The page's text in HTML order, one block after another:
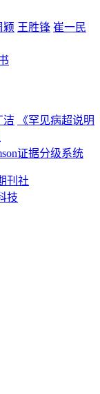
颖 王胜锋 崔一民
洁
《罕见病超说明
证据分级系统
刊社
技